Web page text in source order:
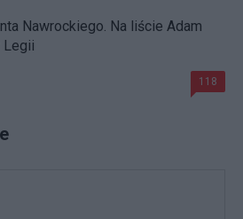
Nawrockiego. Na liście Adam
Legii
118